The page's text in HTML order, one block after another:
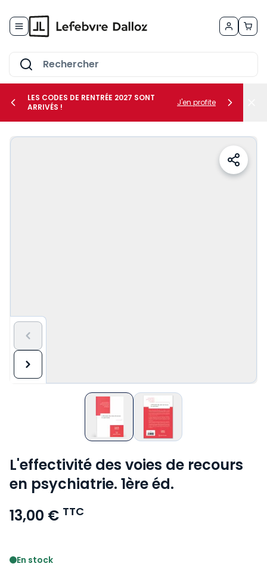
le sous-menu Vos métiers
LES CODES DE RENTRÉE 2027 SONT
ARRIVÉS !
J'en profite
L'effectivité des voies de recours
en psychiatrie. 1ère éd.
13,00 € TTC
En stock